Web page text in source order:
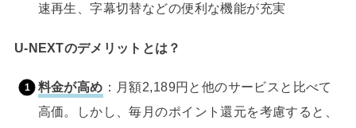
速再生、字幕切替などの便利な機能が充実
U-NEXTのデメリットとは？
料金が高め ：月額2,189円と他のサービスと比べて
高価。しかし、毎月のポイント還元を考慮すると、